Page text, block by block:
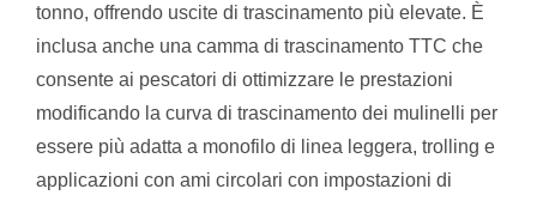
tonno, offrendo uscite di trascinamento più elevate. È
inclusa anche una camma di trascinamento TTC che
consente ai pescatori di ottimizzare le prestazioni
modificando la curva di trascinamento dei mulinelli per
essere più adatta a monofilo di linea leggera, trolling e
applicazioni con ami circolari con impostazioni di